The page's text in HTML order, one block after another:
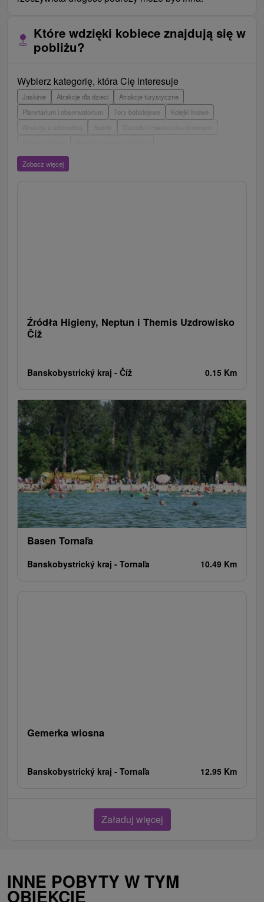
Które wdzięki kobiece znajdują się w
pobliżu?
Wybierz kategorię, która Cię interesuje
Jaskinie Atrakcje dla dzieci
Atrakcje turystyczne
Planetarium i obserwatorium
Tory bobslejowe
Kolejki linowe
Atrakcje z adrenaliną
Wieże obserwacyjne i chodniki
Escaperoom
Zobacz więcej
Źródła Higieny, Neptun i Themis Uzdrowisko
Číž
Banskobystrický kraj - Číž 0.15 Km
Basen Tornaľa
Banskobystrický kraj - Tornaľa 10.49 Km
Gemerka wiosna
Banskobystrický kraj - Tornaľa 12.95 Km
Załaduj więcej
INNE POBYTY W TYM
OBIEKCIE